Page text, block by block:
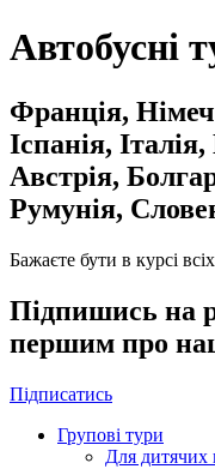
Автобусні
Франція,
Іспанія,
Австрія,
Румунія,
Бажаєте бути в курсі
Підпишись на
першим про
Підписатись
Групові тури
Для дитячих